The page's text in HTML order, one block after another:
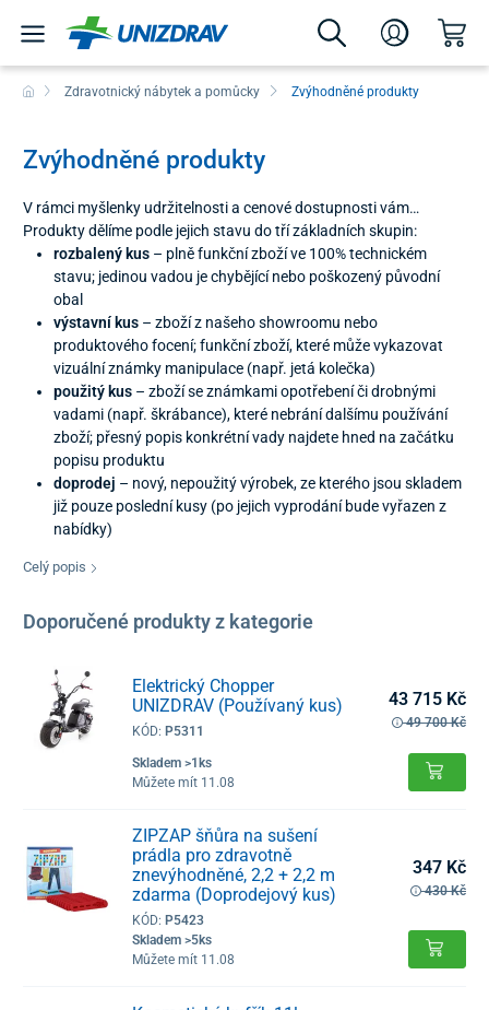
Zdravotnický nábytek a pomůcky Zvýhodněné produkty
Zvýhodněné produkty
V rámci myšlenky udržitelnosti a cenové dostupnosti vám
přinášíme kategorii zvýhodněných zlevněných produktů. Jedná se
o doprodejové modely a zboží, které má poškozený vnější obal,
bylo vystavené, použité nebo má jinou vadu, o které vždy
transparentně informujeme hned v úvodu popisu produktu. Na
rozdíl od běžného bazaru garantujeme technický stav každého
kusu a platnou záruční dobu.
Produkty dělíme podle jejich stavu do tří základních skupin:
rozbalený kus – plně funkční zboží ve 100% technickém
stavu; jedinou vadou je chybějící nebo poškozený původní
obal
výstavní kus – zboží z našeho showroomu nebo
produktového focení; funkční zboží, které může vykazovat
vizuální známky manipulace (např. jetá kolečka)
použitý kus – zboží se známkami opotřebení či drobnými
vadami (např. škrábance), které nebrání dalšímu používání
zboží; přesný popis konkrétní vady najdete hned na začátku
popisu produktu
doprodej – nový, nepoužitý výrobek, ze kterého jsou skladem
již pouze poslední kusy (po jejich vyprodání bude vyřazen z
nabídky)
Celý popis
Doporučené produkty z kategorie
Elektrický Chopper
UNIZDRAV (Používaný kus)
KÓD: P5311
Skladem >1ks
Můžete mít 11.08
43 715 Kč
49 700 Kč
ZIPZAP šňůra na sušení
prádla pro zdravotně
znevýhodněné, 2,2 + 2,2 m
zdarma (Doprodejový kus)
KÓD: P5423
Skladem >5ks
Můžete mít 11.08
347 Kč
430 Kč